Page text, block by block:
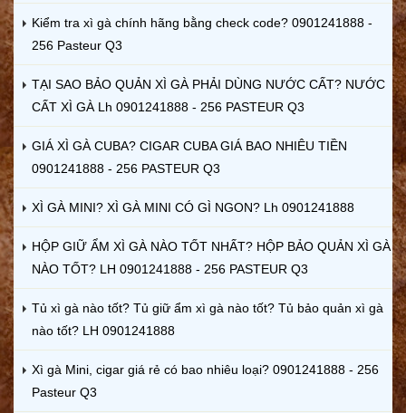
Kiểm tra xì gà chính hãng bằng check code? 0901241888 -
256 Pasteur Q3
TẠI SAO BẢO QUẢN XÌ GÀ PHẢI DÙNG NƯỚC CẤT? NƯỚC
CẤT XÌ GÀ Lh 0901241888 - 256 PASTEUR Q3
GIÁ XÌ GÀ CUBA? CIGAR CUBA GIÁ BAO NHIÊU TIỀN
0901241888 - 256 PASTEUR Q3
XÌ GÀ MINI? XÌ GÀ MINI CÓ GÌ NGON? Lh 0901241888
HỘP GIỮ ẨM XÌ GÀ NÀO TỐT NHẤT? HỘP BẢO QUẢN XÌ GÀ
NÀO TỐT? LH 0901241888 - 256 PASTEUR Q3
Tủ xì gà nào tốt? Tủ giữ ẩm xì gà nào tốt? Tủ bảo quản xì gà
nào tốt? LH 0901241888
Xì gà Mini, cigar giá rẻ có bao nhiêu loại? 0901241888 - 256
Pasteur Q3